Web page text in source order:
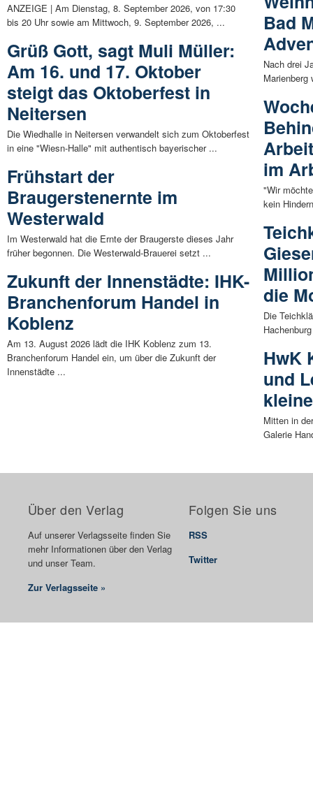
ANZEIGE | Am Dienstag, 8. September 2026, von 17:30
bis 20 Uhr sowie am Mittwoch, 9. September 2026, ...
Grüß Gott, sagt Muli Müller:
Am 16. und 17. Oktober
steigt das Oktoberfest in
Neitersen
Die Wiedhalle in Neitersen verwandelt sich zum Oktoberfest
in eine "Wiesn-Halle" mit authentisch bayerischer ...
Frühstart der
Braugerstenernte im
Westerwald
Im Westerwald hat die Ernte der Braugerste dieses Jahr
früher begonnen. Die Westerwald-Brauerei setzt ...
Zukunft der Innenstädte: IHK-
Branchenforum Handel in
Koblenz
Am 13. August 2026 lädt die IHK Koblenz zum 13.
Branchenforum Handel ein, um über die Zukunft der
Innenstädte ...
Bad
Nach drei
Marienberg
im
"Wir
kein
die
Die
HwK
und
Mitten in
Galerie
Über den Verlag
Auf unserer Verlagsseite finden Sie
mehr Informationen über den Verlag
und unser Team.
Zur Verlagsseite »
Folgen Sie uns
RSS
Twitter